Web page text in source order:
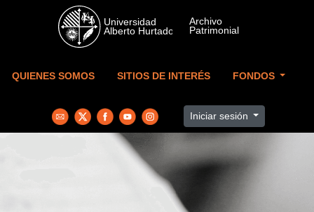
Skip to main content
QUIENES SOMOS SITIOS DE INTERÉS FONDOS
Iniciar sesión